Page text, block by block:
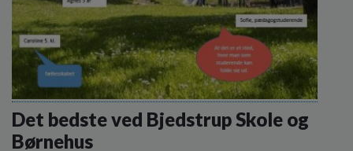
Det bedste ved Bjedstrup Skole og
Børnehus